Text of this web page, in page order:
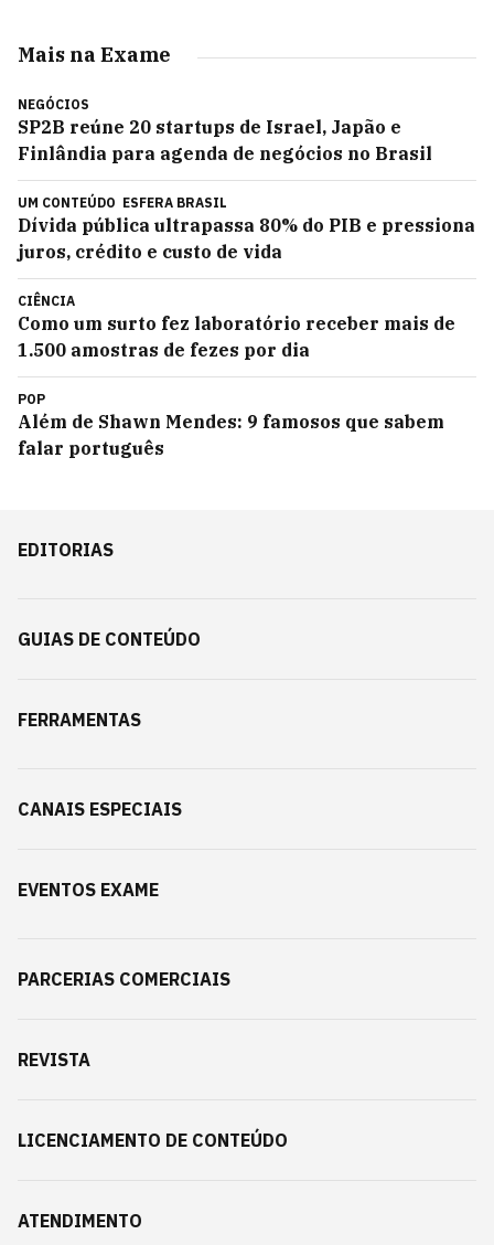
Mais na Exame
NEGÓCIOS
SP2B reúne 20 startups de Israel, Japão e
Finlândia para agenda de negócios no Brasil
UM CONTEÚDO ESFERA BRASIL
Dívida pública ultrapassa 80% do PIB e pressiona
juros, crédito e custo de vida
CIÊNCIA
Como um surto fez laboratório receber mais de
1.500 amostras de fezes por dia
POP
Além de Shawn Mendes: 9 famosos que sabem
falar português
EDITORIAS
GUIAS DE CONTEÚDO
FERRAMENTAS
CANAIS ESPECIAIS
EVENTOS EXAME
PARCERIAS COMERCIAIS
REVISTA
LICENCIAMENTO DE CONTEÚDO
ATENDIMENTO